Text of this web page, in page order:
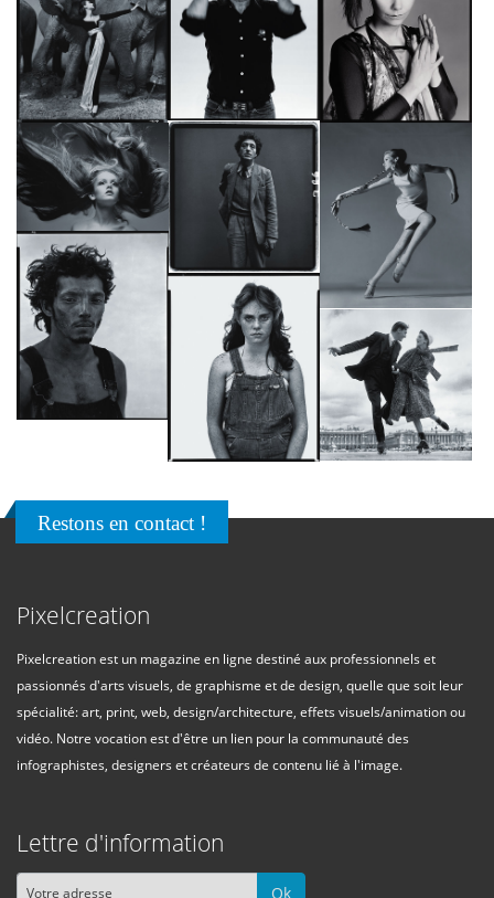
Restons en contact !
Pixelcreation
Pixelcreation est un magazine en ligne destiné aux professionnels et
passionnés d'arts visuels, de graphisme et de design, quelle que soit leur
spécialité: art, print, web, design/architecture, effets visuels/animation ou
vidéo. Notre vocation est d'être un lien pour la communauté des
infographistes, designers et créateurs de contenu lié à l'image.
Lettre d'information
Ok